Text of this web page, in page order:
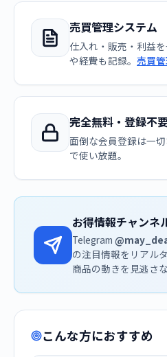
売買管理システム
仕入れ・販売・利益
や経費も記録。 売買
完全無料・登録不
面倒な会員登録は一
で使い放題。
お得情報チャンネ
Telegram
の注目情報をリアル
商品の動きを見逃さな
こんな方におすすめ